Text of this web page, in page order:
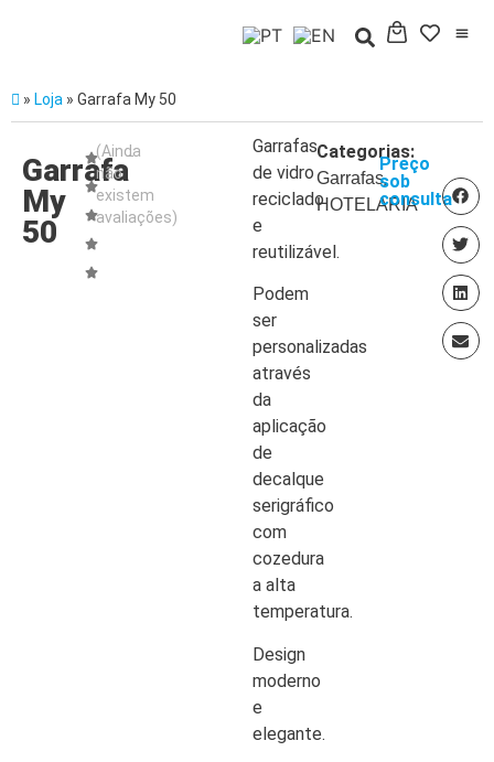
» Loja » Garrafa My 50
Garrafa
My
50
(Ainda
não
existem
avaliações)
Garrafas
de vidro
reciclado
e
reutilizável.
Podem
ser
personalizadas
através
da
aplicação
de
decalque
serigráfico
com
cozedura
a alta
temperatura.
Design
moderno
e
elegante.
Categorias:
Garrafas,
HOTELARIA
Preço
sob
consulta